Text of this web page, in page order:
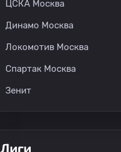
ЦСКА Москва
Динамо Москва
Локомотив Москва
Спартак Москва
Зенит
Лиги